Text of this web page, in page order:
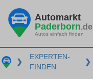
Automarkt
Paderborn.de
Autos einfach finden
❯
EXPERTEN-
FINDEN
❯